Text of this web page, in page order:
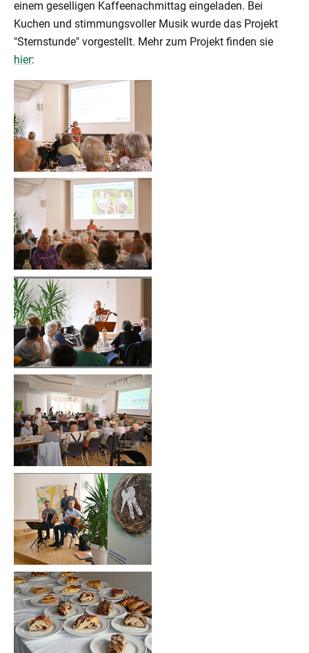
einem geselligen Kaffeenachmittag eingeladen. Bei
Kuchen und stimmungsvoller Musik wurde das Projekt
"Sternstunde" vorgestellt. Mehr zum Projekt finden sie
hier: